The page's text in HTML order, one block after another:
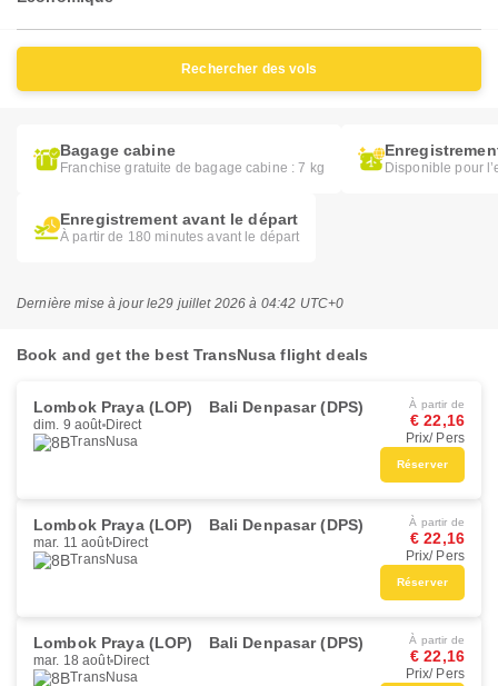
Rechercher des vols
Bagage cabine
Franchise gratuite de bagage cabine : 7 kg Disponible pour
Enregistrement avant le départ
À partir de 180 minutes avant le départ
Dernière mise à jour le29 juillet 2026 à 04:42 UTC+0
Book and get the best TransNusa flight deals
Lombok Praya (LOP) Bali Denpasar (DPS)
dim. 9 août Direct
TransNusa
À partir de
€ 22,16
Prix/ Pers
Réserver
Lombok Praya (LOP) Bali Denpasar (DPS)
mar. 11 août Direct
TransNusa
À partir de
€ 22,16
Prix/ Pers
Réserver
Lombok Praya (LOP) Bali Denpasar (DPS)
mar. 18 août Direct
TransNusa
À partir de
€ 22,16
Prix/ Pers